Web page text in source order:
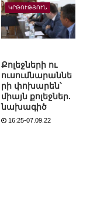
ԿՐԹՈՒԹՅՈՒՆ
Քոլեջների ու
ուսումնարաննե
րի փոխարեն՝
միայն քոլեջներ.
նախագիծ
16:25-07.09.22